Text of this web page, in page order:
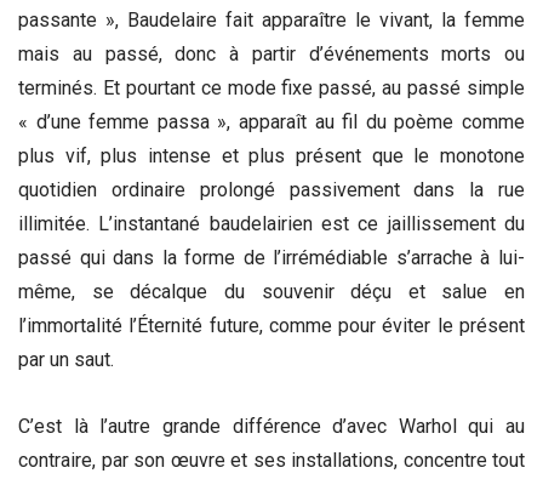
passante », Baudelaire fait apparaître le vivant, la femme
mais au passé, donc à partir d’événements morts ou
terminés. Et pourtant ce mode fixe passé, au passé simple
« d’une femme passa », apparaît au fil du poème comme
plus vif, plus intense et plus présent que le monotone
quotidien ordinaire prolongé passivement dans la rue
illimitée. L’instantané baudelairien est ce jaillissement du
passé qui dans la forme de l’irrémédiable s’arrache à lui-
même, se décalque du souvenir déçu et salue en
l’immortalité l’Éternité future, comme pour éviter le présent
par un saut.
C’est là l’autre grande différence d’avec Warhol qui au
contraire, par son œuvre et ses installations, concentre tout